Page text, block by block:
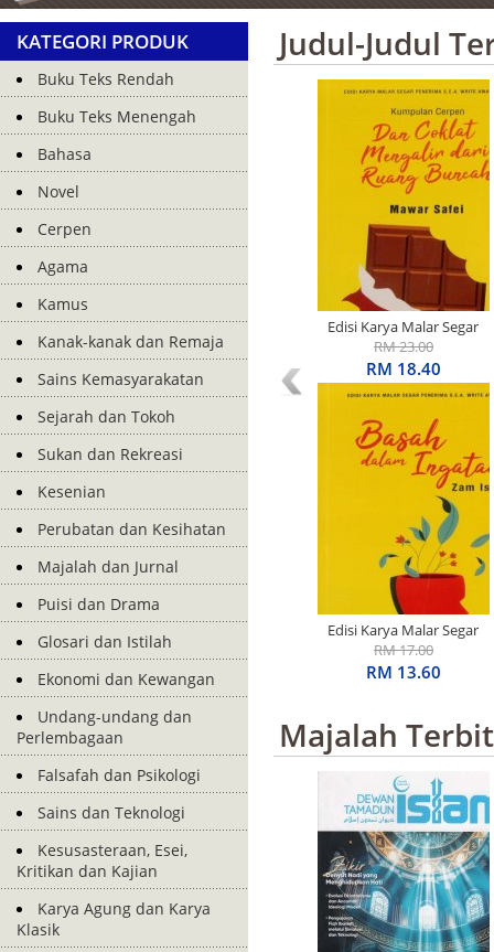
KATEGORI PRODUK
Buku Teks Rendah
Buku Teks Menengah
Bahasa
Novel
Cerpen
Agama
Kamus
Kanak-kanak dan Remaja
Sains Kemasyarakatan
Sejarah dan Tokoh
Sukan dan Rekreasi
Kesenian
Perubatan dan Kesihatan
Majalah dan Jurnal
Puisi dan Drama
Glosari dan Istilah
Ekonomi dan Kewangan
Undang-undang dan
Perlembagaan
Falsafah dan Psikologi
Sains dan Teknologi
Kesusasteraan, Esei,
Kritikan dan Kajian
Karya Agung dan Karya
Klasik
Judul-Judul
Edisi Karya Malar Segar
Penerima S.E.A. Write
Award: Kumpulan Cerpen:
Dan Coklat Mengalir Dari
Ruang Buncah
RM 23.00
RM 18.40
Edisi Karya Malar Segar
Penerima S.E.A. Write
Award: Basah Dalam
RM 17.00
RM 13.60
Majalah